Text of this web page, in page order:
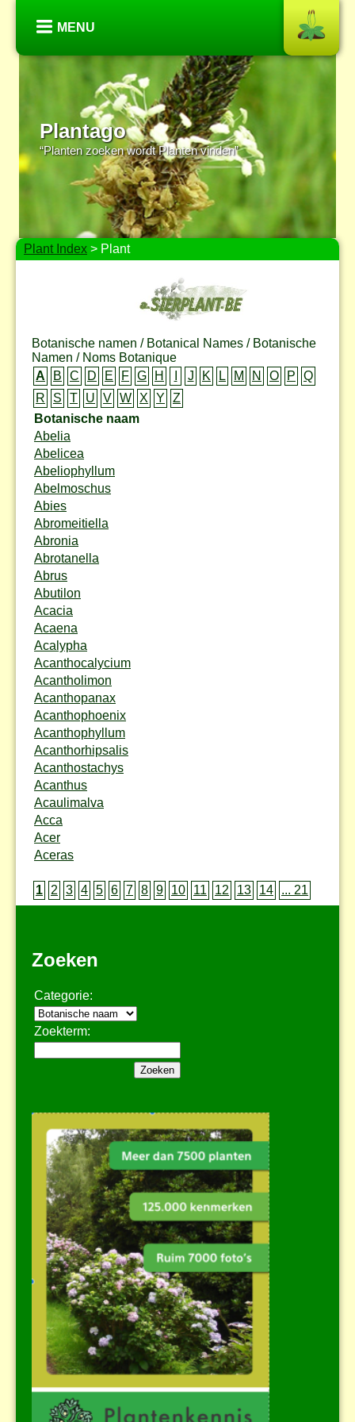
MENU
Plantago
“Planten zoeken wordt Planten vinden”
Plant Index > Plant
Botanische namen / Botanical Names / Botanische
Namen / Noms Botanique
A
B C D E F G H J K L M N O P
Q
R
S T U V W X Y
Z
Botanische naam
Abelia
Abelicea
Abeliophyllum
Abelmoschus
Abies
Abromeitiella
Abronia
Abrotanella
Abrus
Abutilon
Acacia
Acaena
Acalypha
Acanthocalycium
Acantholimon
Acanthopanax
Acanthophoenix
Acanthophyllum
Acanthorhipsalis
Acanthostachys
Acanthus
Acaulimalva
Acca
Acer
Aceras
1 2 3 4 5 6 7 8 9 10 11 12 13 14 ... 21
Zoeken
Categorie:
Zoekterm: